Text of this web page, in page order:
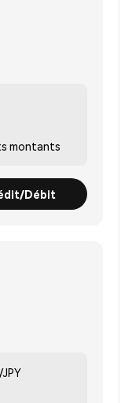
montants
Débit